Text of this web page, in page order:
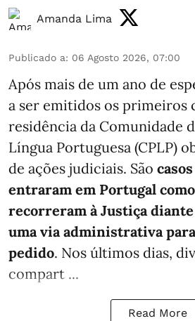
Amanda Lima
Publicado a: 06 Agosto 2026, 07:00
Após mais de um ano de
a ser emitidos os primeiros
residência da Comunidade
Língua Portuguesa (CPLP)
de ações judiciais. São
entraram em Portugal
recorreram à Justiça diante
uma via administrativa
pedido. Nos últimos dias,
compart ...
Read More